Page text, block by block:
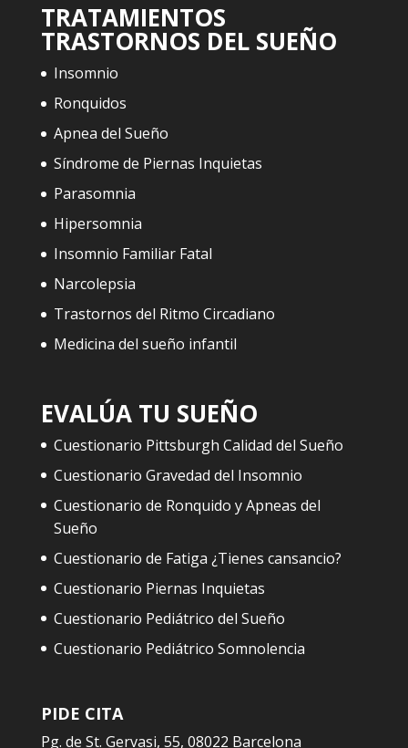
TRATAMIENTOS
TRASTORNOS DEL SUEÑO
Insomnio
Ronquidos
Apnea del Sueño
Síndrome de Piernas Inquietas
Parasomnia
Hipersomnia
Insomnio Familiar Fatal
Narcolepsia
Trastornos del Ritmo Circadiano
Medicina del sueño infantil
EVALÚA TU SUEÑO
Cuestionario Pittsburgh Calidad del Sueño
Cuestionario Gravedad del Insomnio
Cuestionario de Ronquido y Apneas del
Sueño
Cuestionario de Fatiga ¿Tienes cansancio?
Cuestionario Piernas Inquietas
Cuestionario Pediátrico del Sueño
Cuestionario Pediátrico Somnolencia
PIDE CITA
Pg. de St. Gervasi, 55, 08022 Barcelona